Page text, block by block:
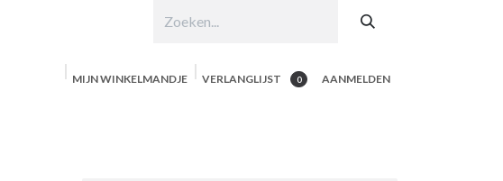
MIJN WINKELMANDJE 0
VERLANGLIJST AANMELDEN